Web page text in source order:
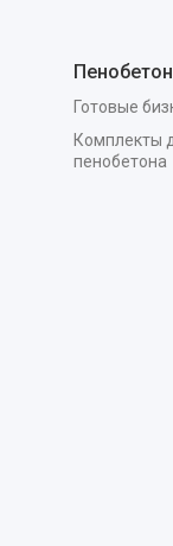
Пенобетон
Готовые
Комплекты
пенобетона